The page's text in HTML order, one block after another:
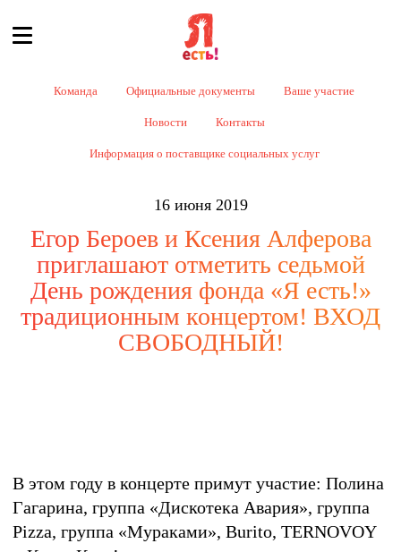
Команда Официальные документы Ваше участие
Новости Контакты
Информация о поставщике социальных услуг
16 июня 2019
Егор Бероев и Ксения Алферова
приглашают отметить седьмой
День рождения фонда «Я есть!»
традиционным концертом! ВХОД
СВОБОДНЫЙ!
В этом году в концерте примут участие: Полина
Гагарина, группа «Дискотека Авария», группа
Pizza, группа «Мураками», Burito, TERNOVOY